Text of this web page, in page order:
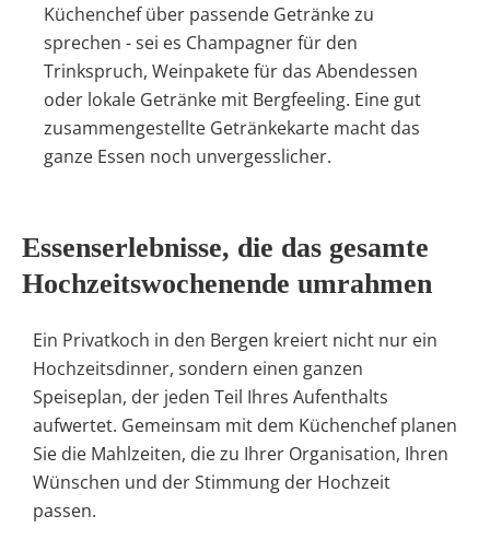
Küchenchef über passende Getränke zu
sprechen - sei es Champagner für den
Trinkspruch, Weinpakete für das Abendessen
oder lokale Getränke mit Bergfeeling. Eine gut
zusammengestellte Getränkekarte macht das
ganze Essen noch unvergesslicher.
Essenserlebnisse, die das gesamte
Hochzeitswochenende umrahmen
Ein Privatkoch in den Bergen kreiert nicht nur ein
Hochzeitsdinner, sondern einen ganzen
Speiseplan, der jeden Teil Ihres Aufenthalts
aufwertet. Gemeinsam mit dem Küchenchef planen
Sie die Mahlzeiten, die zu Ihrer Organisation, Ihren
Wünschen und der Stimmung der Hochzeit
passen.